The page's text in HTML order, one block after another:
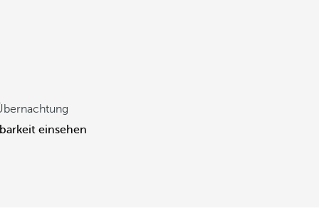
einsehen